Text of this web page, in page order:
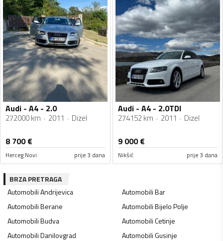
Audi - A4 - 2.0
272000 km 2011 Dizel
8 700€
Herceg Novi prije 3 dana
Audi - A4 - 2.0TDI
274152 km 2011 Dizel
9 000€
Nikšić prije 3 dana
BRZA PRETRAGA
AutomobiliAndrijevica AutomobiliBar
AutomobiliBerane AutomobiliBijelo Polje
AutomobiliBudva AutomobiliCetinje
AutomobiliDanilovgrad AutomobiliGusinje